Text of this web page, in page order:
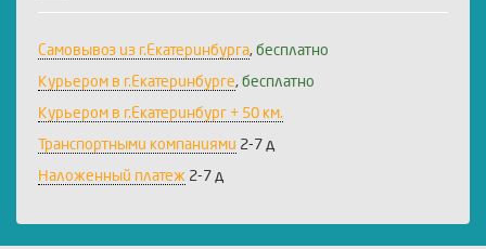
Самовывоз из г.Екатеринбурга, бесплатно
Курьером в г.Екатеринбурге, бесплатно
Курьером в г.Екатеринбург + 50 км.
Транспортными компаниями 2-7 д
Наложенный платеж 2-7 д